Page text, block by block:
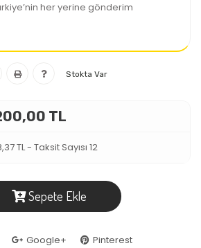
her yerine gönderim
Stokta Var
TL
TL- Taksit Sayısı 12
Sepete Ekle
Google+ Pinterest